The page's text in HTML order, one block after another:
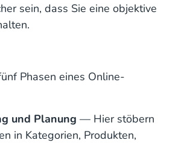
sein, dass Sie eine objektive
Phasen eines Online-
und Planung — Hier stöbern
in Kategorien, Produkten,